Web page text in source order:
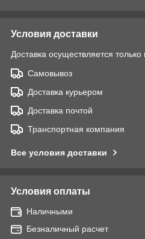
Условия доставки
Доставка осуществляется только
Самовывоз
Доставка курьером
Доставка почтой
Транспортная компания
Все условия доставки
Условия оплаты
Наличными
Безналичный расчет